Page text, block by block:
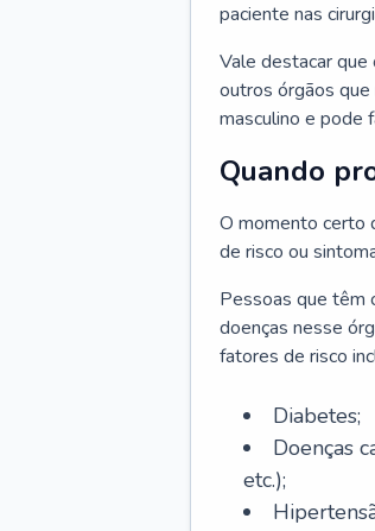
paciente nas
Vale destacar
outros órgãos
masculino e pode
Quando
O momento certo
de risco ou
Pessoas que têm
doenças nesse
fatores de risco
Diabetes;
Doenças
etc.);